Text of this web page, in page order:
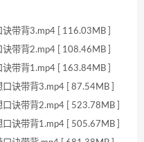
背3.mp4 [ 116.03MB ]
背2.mp4 [ 108.46MB ]
背1.mp4 [ 163.84MB ]
带背3.mp4 [ 87.54MB ]
带背2.mp4 [ 523.78MB ]
带背1.mp4 [ 505.67MB ]